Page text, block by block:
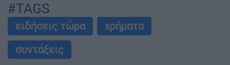
#TAGS
ειδήσεις τώρα
χρήματα
συντάξεις